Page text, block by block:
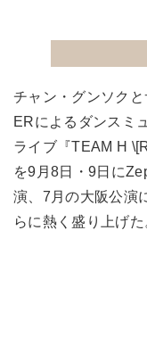
チャン・グンソク
ERによるダンスミ
ライブ『TEAM H
を9月8日・9日に
演、7月の大阪公演
らに熱く盛り上げた